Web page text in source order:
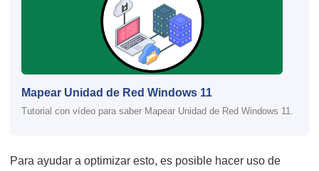
Mapear Unidad de Red Windows 11
Tutorial con vídeo para saber Mapear Unidad de Red Windows 11.
Para ayudar a optimizar esto, es posible hacer uso de